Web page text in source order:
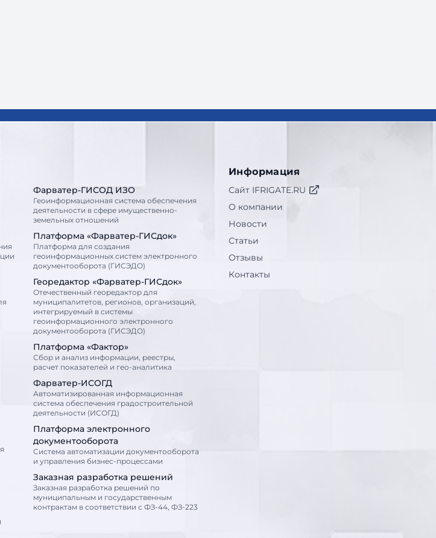
Фарватер-ГИСОД ИЗО
Геоинформационная система обеспечения
деятельности в сфере имущественно-
земельных отношений
Платформа «Фарватер-ГИСдок»
Платформа для создания
геоинформационных систем электронного
документооборота (ГИСЭДО)
Георедактор «Фарватер-ГИСдок»
Отечественный георедактор для
муниципалитетов, регионов, организаций,
интегрируемый в системы
геоинформационного электронного
документооборота (ГИСЭДО)
Платформа «Фактор»
Сбор и анализ информации, реестры,
расчет показателей и гео-аналитика
Фарватер-ИСОГД
Автоматизированная информационная
система обеспечения градостроительной
деятельности (ИСОГД)
Платформа электронного
документооборота
Cистема автоматизации документооборота
и управления бизнес-процессами
Заказная разработка решений
Заказная разработка решений по
муниципальным и государственным
контрактам в соответствии с ФЗ-44, ФЗ-223
Информация
Сайт IFRIGATE.RU
О компании
Новости
Статьи
Отзывы
Контакты